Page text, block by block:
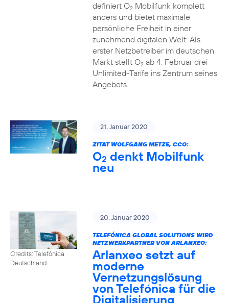
definiert O2Mobilfunk komplett
anders und bietet maximale
persönliche Freiheit in einer
zunehmend digitalen Welt: Als
erster Netzbetreiber im deutschen
Markt stellt O2ab 4. Februar drei
Unlimited-Tarife ins Zentrum seines
Angebots.
21. Januar 2020
ZITAT WOLFGANG METZE, CCO:
O2 denkt Mobilfunk
neu
Credits: Telefónica
Deutschland
20. Januar 2020
TELEFÓNICA GLOBAL SOLUTIONS WIRD
NETZWERKPARTNER VON ARLANXEO:
Arlanxeo setzt auf
moderne
Vernetzungslösung
von Telefónica für die
Digitalisierung